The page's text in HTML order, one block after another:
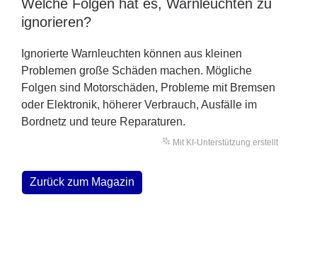
Welche Folgen hat es, Warnleuchten zu
ignorieren?
Ignorierte Warnleuchten können aus kleinen
Problemen große Schäden machen. Mögliche
Folgen sind Motorschäden, Probleme mit Bremsen
oder Elektronik, höherer Verbrauch, Ausfälle im
Bordnetz und teure Reparaturen.
Mit KI-Unterstützung erstellt
Zurück zum Magazin